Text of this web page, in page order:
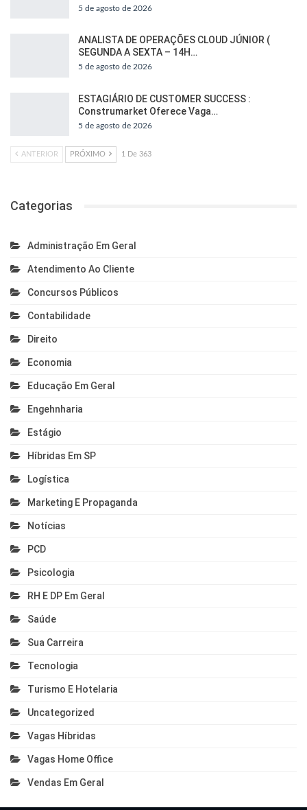
5 de agosto de 2026
ANALISTA DE OPERAÇÕES CLOUD JÚNIOR (
SEGUNDA A SEXTA – 14H…
5 de agosto de 2026
ESTAGIÁRIO DE CUSTOMER SUCCESS :
Construmarket Oferece Vaga…
5 de agosto de 2026
ANTERIOR PRÓXIMO 1 De 363
Categorias
Administração Em Geral
Atendimento Ao Cliente
Concursos Públicos
Contabilidade
Direito
Economia
Educação Em Geral
Engehnharia
Estágio
Híbridas Em SP
Logística
Marketing E Propaganda
Notícias
PCD
Psicologia
RH E DP Em Geral
Saúde
Sua Carreira
Tecnologia
Turismo E Hotelaria
Uncategorized
Vagas Híbridas
Vagas Home Office
Vendas Em Geral